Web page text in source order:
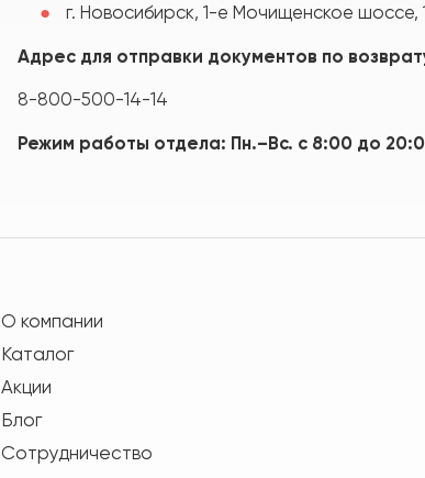
г. Новосибирск, 1-е Мочищенское шоссе,
Адрес для отправки документов по
8-800-500-14-14
Режим работы отдела: Пн.–Вс. с 8:00 до
О компании
Каталог
Акции
Блог
Сотрудничество